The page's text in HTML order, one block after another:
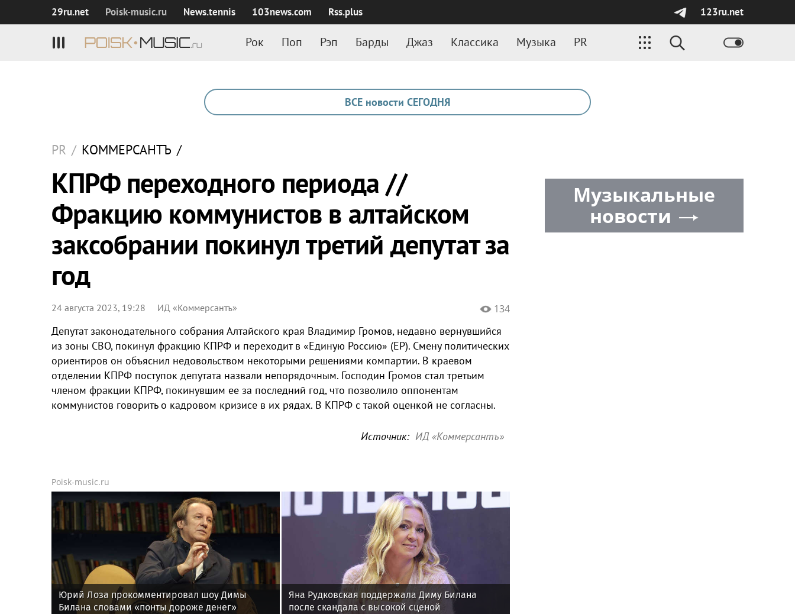
29ru.net Poisk‑music.ru News.tennis 103news.com Rss.plus 123ru.net
Рок Поп Рэп Барды Джаз Классика Музыка PR
ВСЕ новости СЕГОДНЯ
PR / КОММЕРСАНТЪ /
КПРФ переходного периода //
Фракцию коммунистов в алтайском
заксобрании покинул третий депутат за
год
24 августа 2023, 19:28 ИД «Коммерсантъ» 134
Депутат законодательного собрания Алтайского края Владимир Громов, недавно вернувшийся
из зоны СВО, покинул фракцию КПРФ и переходит в «Единую Россию» (ЕР). Смену политических
ориентиров он объяснил недовольством некоторыми решениями компартии. В краевом
отделении КПРФ поступок депутата назвали непорядочным. Господин Громов стал третьим
членом фракции КПРФ, покинувшим ее за последний год, что позволило оппонентам
коммунистов говорить о кадровом кризисе в их рядах. В КПРФ с такой оценкой не согласны.
Источник: ИД «Коммерсантъ»
Poisk-music.ru
Юрий Лоза прокомментировал шоу Димы
Билана словами «понты дороже денег»
Яна Рудковская поддержала Диму Билана
после скандала с высокой сценой
Музыкальные
новости